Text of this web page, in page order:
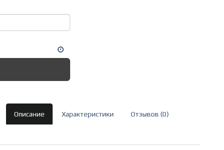
Описание Характеристики Отзывов (0)